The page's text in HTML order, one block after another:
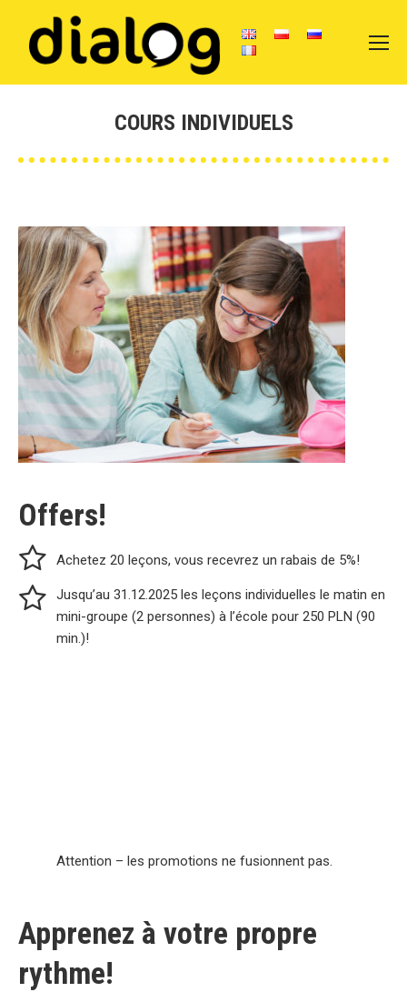
COURS INDIVIDUELS
Offers!
Achetez 20 leçons, vous recevrez un rabais de 5%!
Jusqu’au 31.12.2025 les leçons individuelles le matin en
mini-groupe (2 personnes) à l’école pour 250 PLN (90
min.)!
Attention – les promotions ne fusionnent pas.
Apprenez à votre propre
rythme!